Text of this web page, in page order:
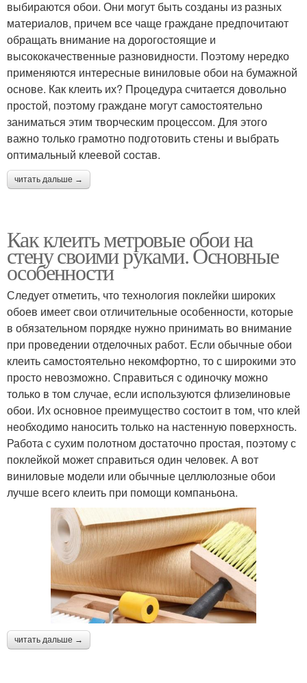
выбираются обои. Они могут быть созданы из разных
материалов, причем все чаще граждане предпочитают
обращать внимание на дорогостоящие и
высококачественные разновидности. Поэтому нередко
применяются интересные виниловые обои на бумажной
основе. Как клеить их? Процедура считается довольно
простой, поэтому граждане могут самостоятельно
заниматься этим творческим процессом. Для этого
важно только грамотно подготовить стены и выбрать
оптимальный клеевой состав.
читать дальше →
Как клеить метровые обои на
стену своими руками. Основные
особенности
Следует отметить, что технология поклейки широких
обоев имеет свои отличительные особенности, которые
в обязательном порядке нужно принимать во внимание
при проведении отделочных работ. Если обычные обои
клеить самостоятельно некомфортно, то с широкими это
просто невозможно. Справиться с одиночку можно
только в том случае, если используются флизелиновые
обои. Их основное преимущество состоит в том, что клей
необходимо наносить только на настенную поверхность.
Работа с сухим полотном достаточно простая, поэтому с
поклейкой может справиться один человек. А вот
виниловые модели или обычные целлюлозные обои
лучше всего клеить при помощи компаньона.
читать дальше →